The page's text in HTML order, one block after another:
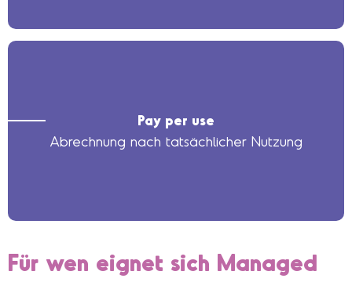
Pay per use
Abrechnung nach tatsächlicher Nutzung
Für wen eignet sich Managed